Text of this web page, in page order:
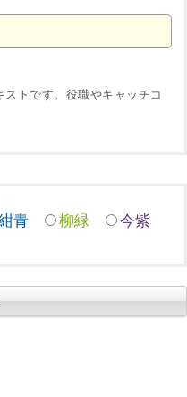
トです。役職やキャッチコ
青 柳緑 今紫